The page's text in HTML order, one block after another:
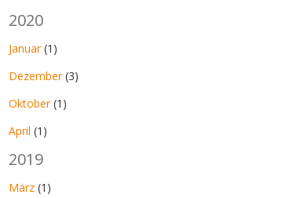
2020
Januar(1)
Dezember(3)
Oktober(1)
April (1)
2019
März (1)